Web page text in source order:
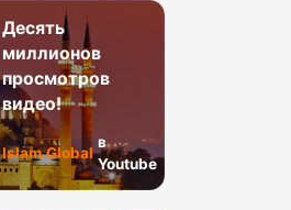
Десять
миллионов
просмотров
видео!
Islam.Global
в
Youtube